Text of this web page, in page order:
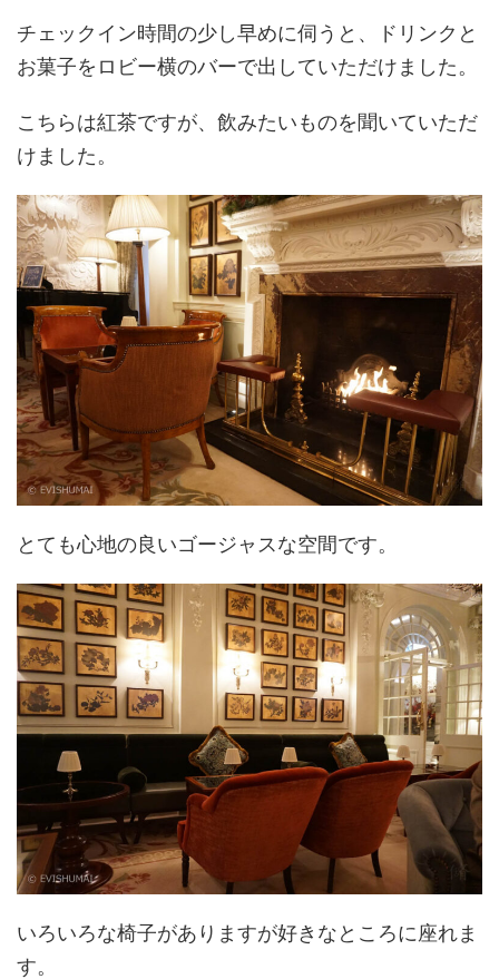
チェックイン時間の少し早めに伺うと、ドリンクと
お菓子をロビー横のバーで出していただけました。
こちらは紅茶ですが、飲みたいものを聞いていただ
けました。
とても心地の良いゴージャスな空間です。
いろいろな椅子がありますが好きなところに座れま
す。